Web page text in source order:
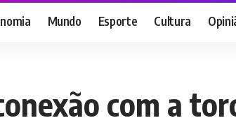
Mundo Esporte Cultura
com a